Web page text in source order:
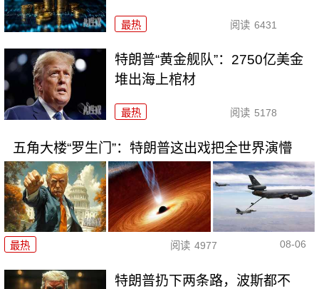
最热 阅读 6431
特朗普“黄金舰队”：2750亿美金
堆出海上棺材
最热 阅读 5178
五角大楼“罗生门”：特朗普这出戏把全世界演懵
最热 阅读 4977 08-06
特朗普扔下两条路，波斯都不